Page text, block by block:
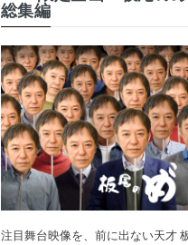
総集編
注目舞台映像を、前に出ない天才